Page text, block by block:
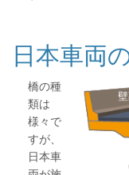
日本車両
橋の種
類は
様々で
すが、
日本車